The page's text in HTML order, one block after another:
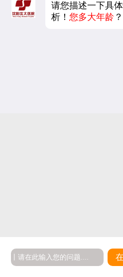
请您描述一下具
析！您多大年龄 ？